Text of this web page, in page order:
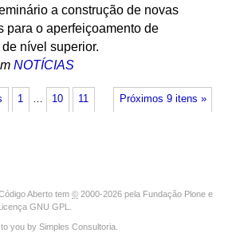
a construção de novas
para o aperfeiçoamento de
nível superior.
NOTÍCIAS
Próximos 9 itens »
1 … 10 11
Aberto tem © 2000-2026 pela Fundação Plone e
GNU GPL
you by Simples Consultoria